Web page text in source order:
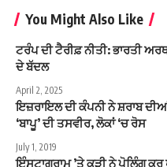
You Might Also Like
ਟਰੰਪ ਦੀ ਟੈਰੀਫ਼ ਨੀਤੀ: ਭਾਰਤੀ
ਦੇ ਬੱਦਲ
April 2, 2025
ਇਜ਼ਰਾਇਲ ਦੀ ਕੰਪਨੀ ਨੇ ਸ਼ਰਾਬ ਦੀਆਂ
‘ਬਾਪੂ’ ਦੀ ਤਸਵੀਰ, ਲੋਕਾਂ ‘ਚ ਰੋਸ
July 1, 2019
ਇੰਸਟਾਗ੍ਰਾਮ ’ਤੇ ਕੁੜੀ ਨੇ ਪੋਲਿੰਗ